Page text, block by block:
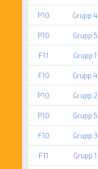
P10 Grupp 4
P10 Grupp 5
F11 Grupp 1
F10 Grupp 4
P10 Grupp 2
P10 Grupp 5
F10 Grupp 3
F11 Grupp 1